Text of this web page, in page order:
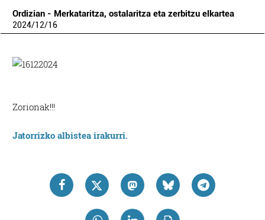
Ordizian - Merkataritza, ostalaritza eta zerbitzu elkartea
2024/12/16
Zorionak!!!
Jatorrizko albistea irakurri.